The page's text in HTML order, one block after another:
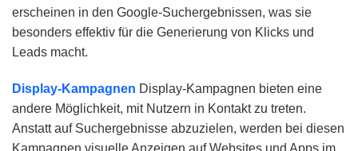
erscheinen in den Google-Suchergebnissen, was sie
besonders effektiv für die Generierung von Klicks und
Leads macht.
Display-Kampagnen Display-Kampagnen bieten eine
andere Möglichkeit, mit Nutzern in Kontakt zu treten.
Anstatt auf Suchergebnisse abzuzielen, werden bei diesen
Kampagnen visuelle Anzeigen auf Websites und Apps im